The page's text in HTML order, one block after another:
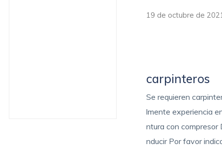
19 de octubre de
carpinteros
Se requieren
lmente experiencia
ntura con compresor
nducir Por favor